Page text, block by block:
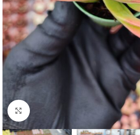
Click to enlarge